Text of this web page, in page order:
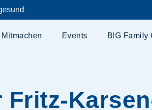
Mitmachen Events BIG Family
Fritz-